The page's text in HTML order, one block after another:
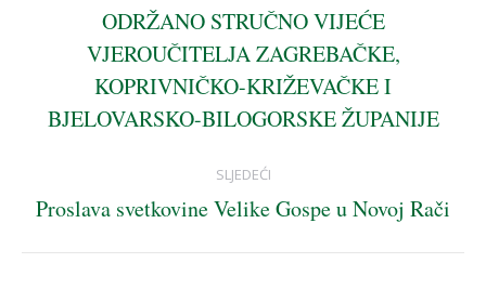
navigation
post:
ODRŽANO STRUČNO VIJEĆE
VJEROUČITELJA ZAGREBAČKE,
KOPRIVNIČKO-KRIŽEVAČKE I
BJELOVARSKO-BILOGORSKE ŽUPANIJE
SLJEDEĆI
Next
Proslava svetkovine Velike Gospe u Novoj Rači